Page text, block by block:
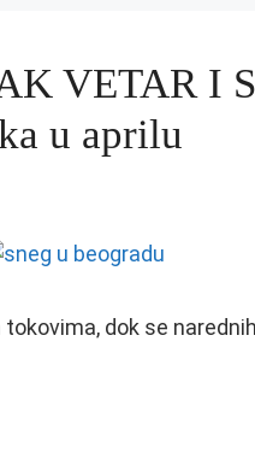
VETAR I
u aprilu
dok se